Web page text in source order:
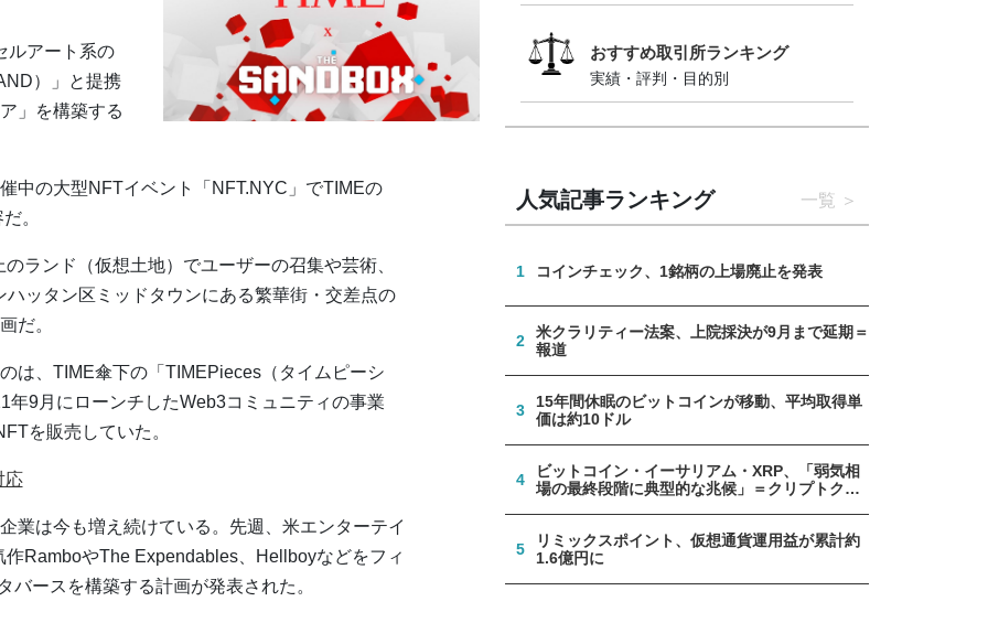
ルアート系の
）」と提携
」を構築する
中の大型NFTイベント「NFT.NYC」でTIMEの
。
ランド（仮想土地）でユーザーの召集や芸術、
ッタン区ミッドタウンにある繁華街・交差点の
だ。
は、TIME傘下の「TIMEPieces（タイムピーシ
9月にローンチしたWeb3コミュニティの事業
を販売していた。
応
業は今も増え続けている。先週、米エンターテイ
RamboやThe Expendables、Hellboyなどをフィ
ースを構築する計画が発表された。
おすすめ取引所ランキング
実績・評判・目的別
人気記事ランキング 一覧
1 コインチェック、1銘柄の上場廃止を発表
2
米クラリティー法案、上院採決が9月まで延期＝
報道
3
15年間休眠のビットコインが移動、平均取得単
価は約10ドル
4
ビットコイン・イーサリアム・XRP、「弱気相
場の最終段階に典型的な兆候」＝クリプトクア
5
リミックスポイント、仮想通貨運用益が累計約
1.6億円に